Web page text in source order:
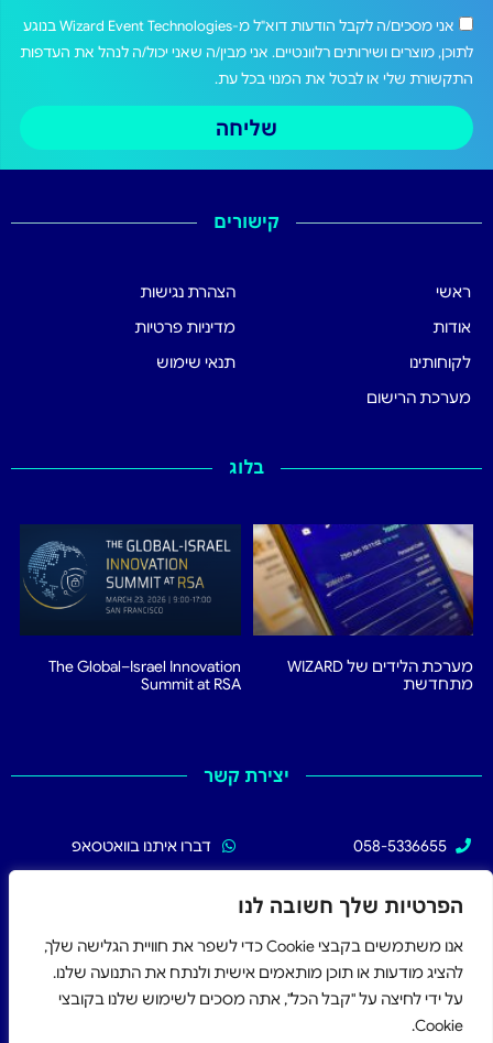
הפרטיות שלך חשובה לנו
אנו משתמשים בקבצי Cookie כדי לשפר את חוויית הגלישה שלך,
להציג מודעות או תוכן מותאמים אישית ולנתח את התנועה שלנו.
על ידי לחיצה על "קבל הכל", אתה מסכים לשימוש שלנו בקובצי
Cookie.
אני מסכים/ה לקבל הודעות דוא"ל מ-Wizard Event Technologies בנוגע
לתוכן, מוצרים ושירותים רלוונטיים. אני מבין/ה שאני יכול/ה לנהל את העדפות
התקשורת שלי או לבטל את המנוי בכל עת.
שליחה
קישורים
ראשי
אודות
לקוחותינו
מערכת הרישום
הצהרת נגישות
מדיניות פרטיות
תנאי שימוש
בלוג
מערכת הלידים של WIZARD
מתחדשת
The Global–Israel Innovation
Summit at RSA
יצירת קשר
058-5336655
דברו איתנו בוואטסאפ